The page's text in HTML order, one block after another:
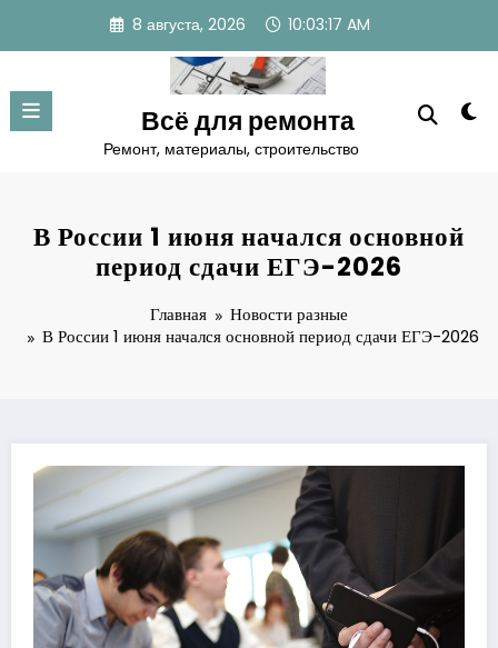
содержимому
8 августа, 2026 10:03:18 AM
Всё для ремонта
Ремонт, материалы, строительство
В России 1 июня начался основной
период сдачи ЕГЭ-2026
Главная
Новости разные
В России 1 июня начался основной период сдачи ЕГЭ-2026